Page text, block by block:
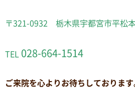
〒321-0932 栃木県宇都宮市平松
TEL 028-664-1514
ご来院を心よりお待ちしております